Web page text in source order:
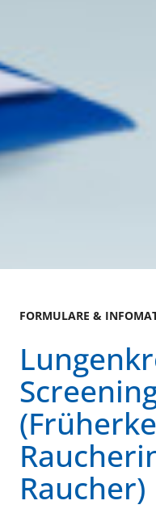
FORMULARE &
Raucher)